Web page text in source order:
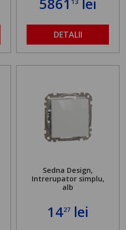
DETALII
Sedna Design,
Intrerupator simplu,
alb
1427 lei